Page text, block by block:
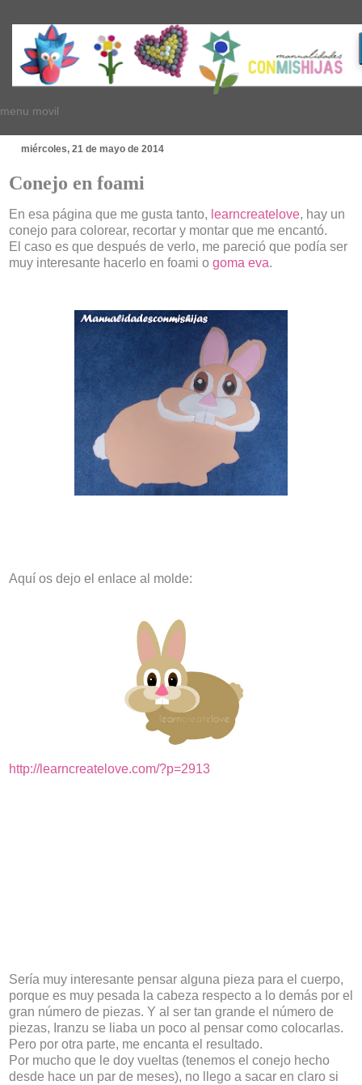
menu movil
miércoles, 21 de mayo de 2014
Conejo en foami
En esa página que me gusta tanto, learncreatelove, hay un
conejo para colorear, recortar y montar que me encantó.
El caso es que después de verlo, me pareció que podía ser
muy interesante hacerlo en foami o goma eva.
Aquí os dejo el enlace al molde:
http://learncreatelove.com/?p=2913
Sería muy interesante pensar alguna pieza para el cuerpo,
porque es muy pesada la cabeza respecto a lo demás por el
gran número de piezas. Y al ser tan grande el número de
piezas, Iranzu se liaba un poco al pensar como colocarlas.
Pero por otra parte, me encanta el resultado.
Por mucho que le doy vueltas (tenemos el conejo hecho
desde hace un par de meses), no llego a sacar en claro si